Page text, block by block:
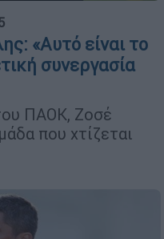
«Αυτό είναι το
συνεργασία
ΠΑΟΚ, Ζοσέ
που χτίζεται